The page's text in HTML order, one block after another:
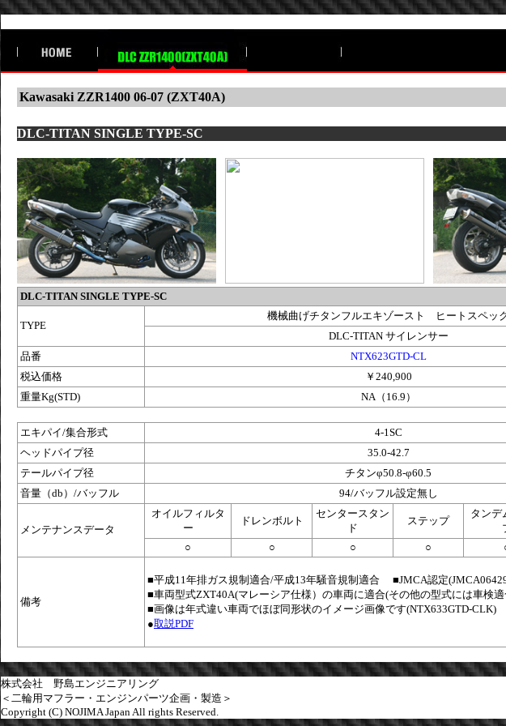
Kawasaki ZZR1400 06-07 (ZXT40A)
DLC-TITAN SINGLE TYPE-SC
DLC-TITAN SINGLE TYPE-SC
TYPE
機械曲げチタンフルエキゾースト ヒートスペッ
DLC-TITAN サイレンサー
品番
NTX623GTD-CL
税込価格
￥240,900
重量Kg(STD)
NA（16.9）
エキパイ/集合形式
4-1SC
ヘッドパイプ径
35.0-42.7
テールパイプ径
チタンφ50.8-φ60.5
音量（db）/バッフル
94/バッフル設定無し
メンテナンスデータ
オイルフィルタ
ー
ドレンボルト
センタースタン
ド
ステップ
タンデ
○
○ ○ ○
備考
■平成11年排ガス規制適合/平成13年騒音規制適合 ■JMCA認定
■車両型式ZXT40A(マレーシア仕様）の車両に適合(その他の型式には車検
■画像は年式違い車両でほぼ同形状のイメージ画像です(NTX633GTD-CLK)
●取説PDF
株式会社 野島エンジニアリング
＜二輪用マフラー・エンジンパーツ企画・製造＞
Copyright (C) NOJIMA Japan All rights Reserved.